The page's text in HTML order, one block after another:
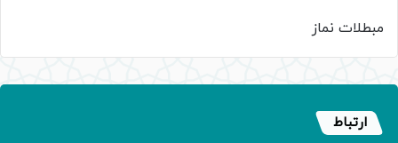
مبطلات نماز
ارتباط